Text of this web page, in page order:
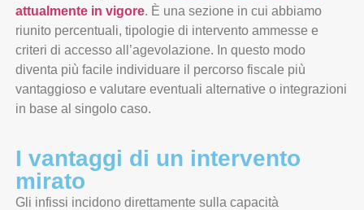
attualmente in vigore. È una sezione in cui abbiamo
riunito percentuali, tipologie di intervento ammesse e
criteri di accesso all’agevolazione. In questo modo
diventa più facile individuare il percorso fiscale più
vantaggioso e valutare eventuali alternative o integrazioni
in base al singolo caso.
I vantaggi di un intervento
mirato
Gli infissi incidono direttamente sulla capacità